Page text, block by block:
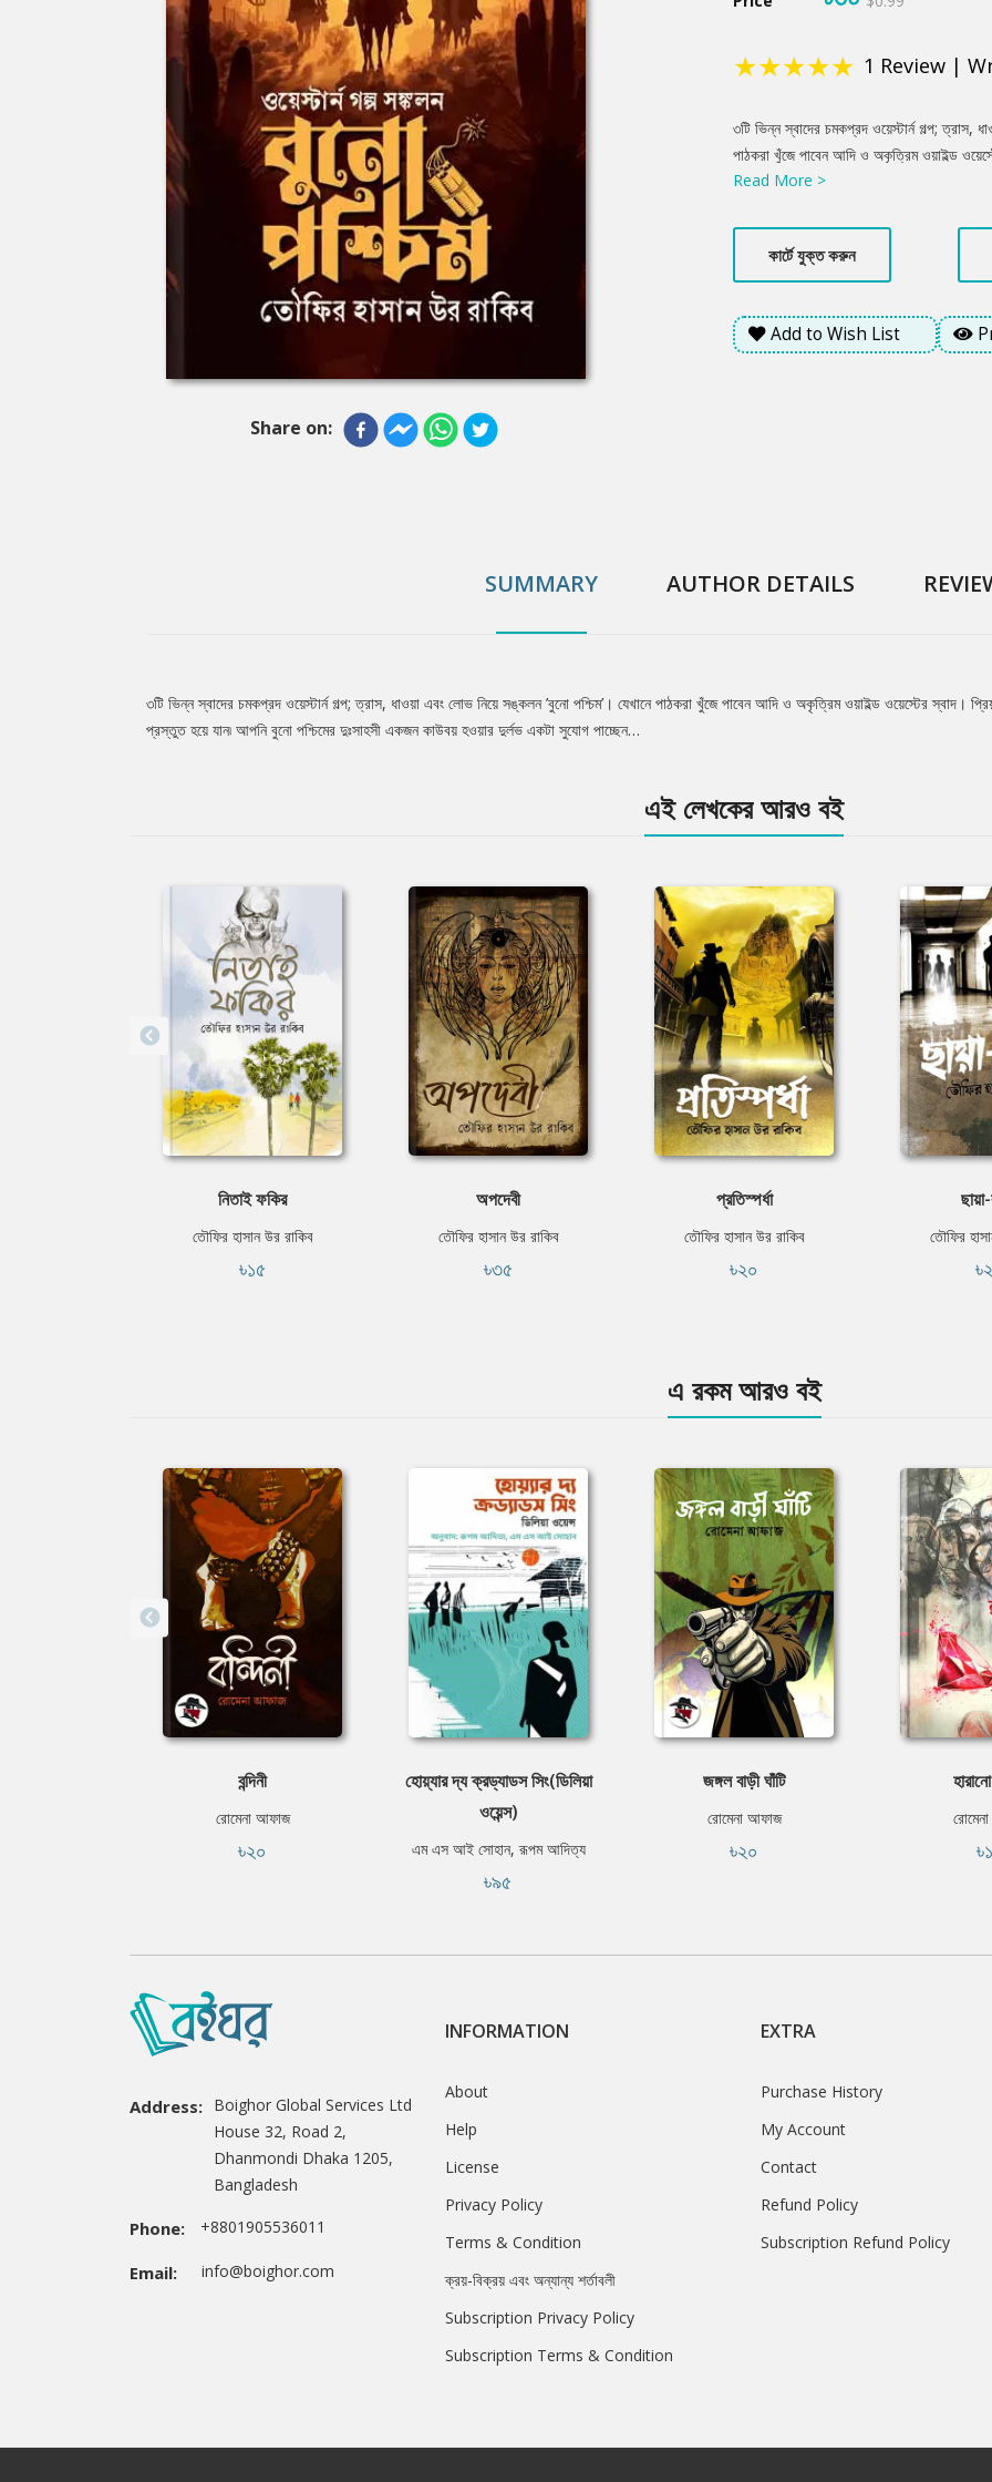
Share on:
★★★★★ 1 Review |
Product
Summery
৩টি ভিন্ন স্বাদের চমকপ্রদ ওয়েস্টার্ন গল্প; ত্রাস,
পাঠকরা খুঁজে পাবেন আদি ও অকৃত্রিম ওয়াইল্ড
সিক্সগান গুঁজে, স্যাডলে চাপতে প্রস্তুত হয়ে যান৷
Read More >
কার্টে যুক্ত করুন
Add to Wish List
SUMMARY AUTHOR DETAILS
Tab
৩টি ভিন্ন স্বাদের চমকপ্রদ ওয়েস্টার্ন গল্প; ত্রাস, ধাওয়া এবং লোভ নিয়ে সঙ্কলন ’বুনো পশ্চিম’। যেখানে পাঠকরা খুঁজে পাবেন আদি ও অকৃত্রিম ওয়াইল্ড ওয়েস্টের স্বাদ।
প্রস্তুত হয়ে যান৷ আপনি বুনো পশ্চিমের দুঃসাহসী একজন কাউবয় হওয়ার দুর্লভ একটা সুযোগ পাচ্ছেন…
এই লেখকের আরও বই
নিতাই ফকির
তৌফির হাসান উর রাকিব
৳১৫
অপদেবী
তৌফির হাসান উর রাকিব
৳৩৫
প্রতিস্পর্ধা
তৌফির হাসান উর রাকিব
৳২০
তৌফির
এ রকম আরও বই
বন্দিনী
রোমেনা আফাজ
৳২০
হোয়্যার দ্য ক্রড্যাডস সিং(ডিলিয়া
ওয়েন্স)
এম এস আই সোহান, রূপম আদিত্য
৳৯৫
জঙ্গল বাড়ী ঘাঁটি
রোমেনা আফাজ
৳২০
Address: Boighor Global Services Ltd
House 32, Road 2,
Dhanmondi Dhaka 1205,
Bangladesh
Phone: +8801905536011
Email: info@boighor.com
INFORMATION
About
Help
License
Privacy Policy
Terms & Condition
ক্রয়-বিক্রয় এবং অন্যান্য শর্তাবলী
Subscription Privacy Policy
Subscription Terms & Condition
EXTRA
Purchase History
My Account
Contact
Refund Policy
Subscription Refund Policy